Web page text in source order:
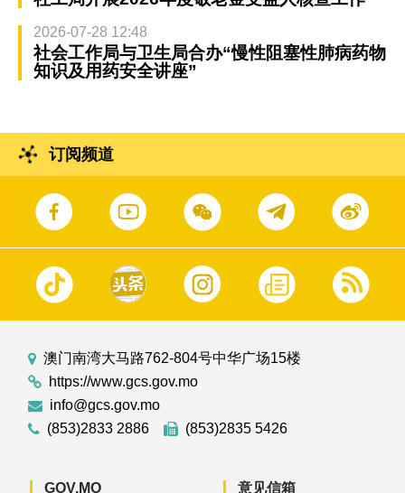
2026-07-28 12:48
社会工作局与卫生局合办“慢性阻塞性肺病药物
知识及用药安全讲座”
订阅频道
澳门南湾大马路762-804号中华广场15楼
https://www.gcs.gov.mo
info@gcs.gov.mo
(853)2833 2886
(853)2835 5426
GOV.MO 意见信箱